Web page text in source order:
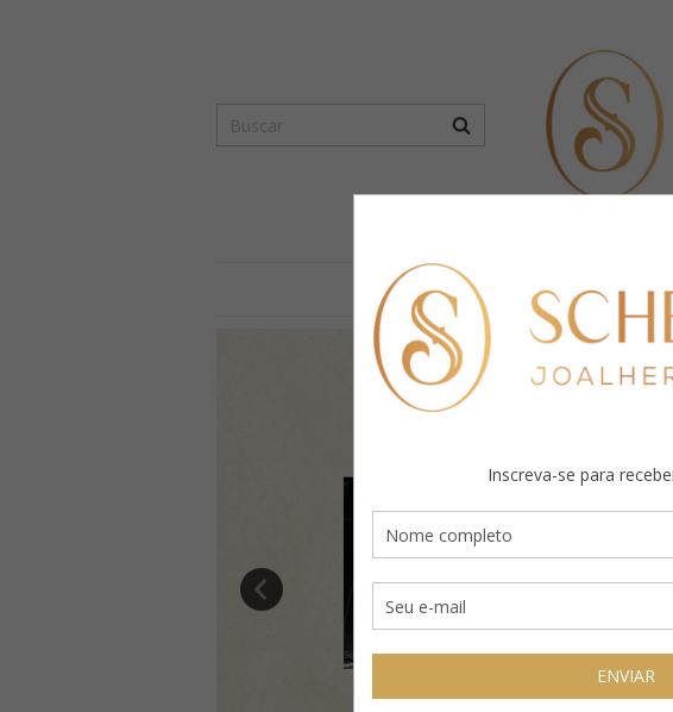
ÓCULOS RELÓGIOS
Inscreva-se para